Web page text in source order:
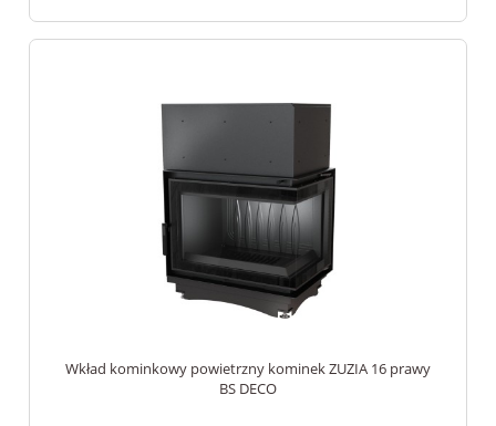
Wkład kominkowy powietrzny kominek ZUZIA 16 prawy
BS DECO